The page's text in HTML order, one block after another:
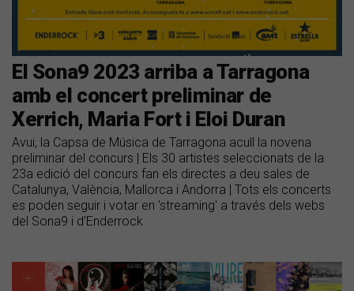
El Sona9 2023 arriba a Tarragona
amb el concert preliminar de
Xerrich, Maria Fort i Eloi Duran
Avui, la Capsa de Música de Tarragona acull la novena
preliminar del concurs | Els 30 artistes seleccionats de la
23a edició del concurs fan els directes a deu sales de
Catalunya, València, Mallorca i Andorra | Tots els concerts
es poden seguir i votar en 'streaming' a través dels webs
del Sona9 i d’Enderrock